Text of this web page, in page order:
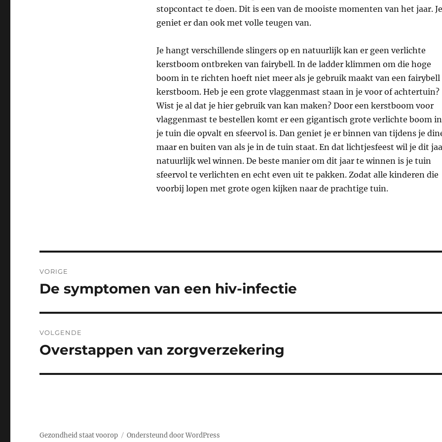
stopcontact te doen. Dit is een van de mooiste momenten van het jaar. Je
geniet er dan ook met volle teugen van.
Je hangt verschillende slingers op en natuurlijk kan er geen verlichte
kerstboom ontbreken van fairybell. In de ladder klimmen om die hoge
boom in te richten hoeft niet meer als je gebruik maakt van een fairybell
kerstboom. Heb je een grote vlaggenmast staan in je voor of achtertuin?
Wist je al dat je hier gebruik van kan maken? Door een kerstboom voor
vlaggenmast te bestellen komt er een gigantisch grote verlichte boom in
je tuin die opvalt en sfeervol is. Dan geniet je er binnen van tijdens je
maar en buiten van als je in de tuin staat. En dat lichtjesfeest wil je dit
natuurlijk wel winnen. De beste manier om dit jaar te winnen is je tuin
sfeervol te verlichten en echt even uit te pakken. Zodat alle kinderen die
voorbij lopen met grote ogen kijken naar de prachtige tuin.
navigatie
VORIGE
Vorig
De symptomen van een hiv-infectie
VOLGENDE
Volgend
Overstappen van zorgverzekering
Gezondheid staat voorop Ondersteund door WordPress